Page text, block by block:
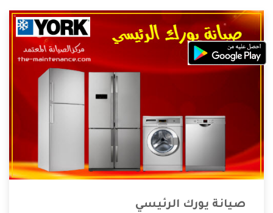
صيانة يورك الرئيسي